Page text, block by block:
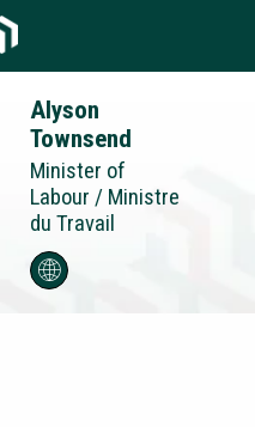
Alyson
Townsend
Minister of
Labour / Ministre
du Travail